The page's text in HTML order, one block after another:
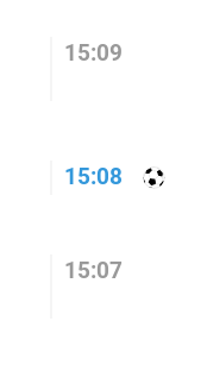
15:09
15:08
15:07